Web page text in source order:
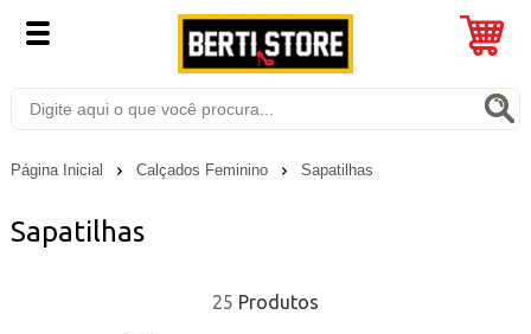
Página Inicial Calçados Feminino Sapatilhas
Sapatilhas
25